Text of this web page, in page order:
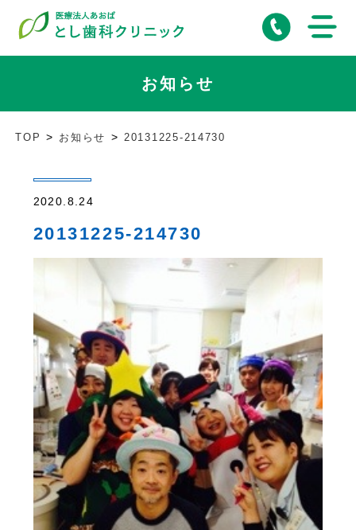
お知らせ
TOP お知らせ 20131225-214730
2020.8.24
20131225-214730